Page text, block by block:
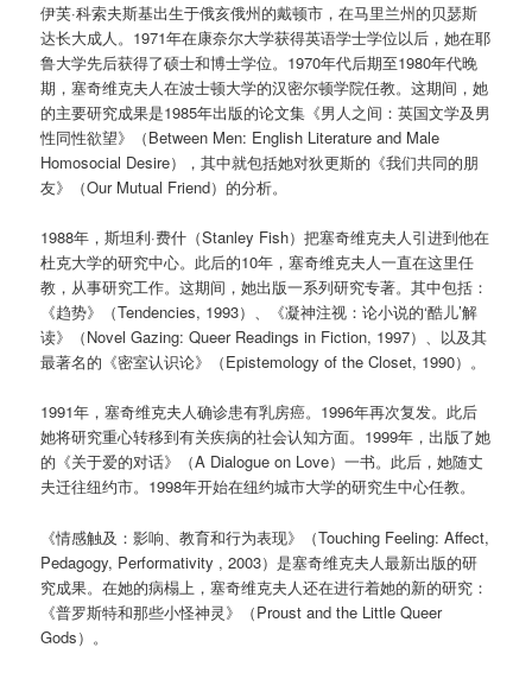
伊芙·科索夫斯基出生于俄亥俄州的戴顿市，在马里兰州的贝瑟斯
达长大成人。1971年在康奈尔大学获得英语学士学位以后，她在耶
鲁大学先后获得了硕士和博士学位。1970年代后期至1980年代晚
期，塞奇维克夫人在波士顿大学的汉密尔顿学院任教。这期间，她
的主要研究成果是1985年出版的论文集《男人之间：英国文学及男
性同性欲望》（Between Men: English Literature and Male
Homosocial Desire），其中就包括她对狄更斯的《我们共同的朋
友》（Our Mutual Friend）的分析。
1988年，斯坦利·费什（Stanley Fish）把塞奇维克夫人引进到他在
杜克大学的研究中心。此后的10年，塞奇维克夫人一直在这里任
教，从事研究工作。这期间，她出版一系列研究专著。其中包括：
《趋势》（Tendencies, 1993）、《凝神注视：论小说的‘酷儿’解
读》（Novel Gazing: Queer Readings in Fiction, 1997）、以及其
最著名的《密室认识论》（Epistemology of the Closet, 1990）。
1991年，塞奇维克夫人确诊患有乳房癌。1996年再次复发。此后
她将研究重心转移到有关疾病的社会认知方面。1999年，出版了她
的《关于爱的对话》（A Dialogue on Love）一书。此后，她随丈
夫迁往纽约市。1998年开始在纽约城市大学的研究生中心任教。
《情感触及：影响、教育和行为表现》（Touching Feeling: Affect,
Pedagogy, Performativity , 2003）是塞奇维克夫人最新出版的研
究成果。在她的病榻上，塞奇维克夫人还在进行着她的新的研究：
《普罗斯特和那些小怪神灵》（Proust and the Little Queer
Gods）。